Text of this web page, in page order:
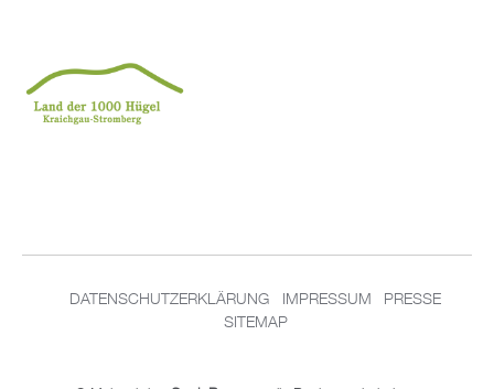
DATENSCHUTZERKLÄRUNG IMPRESSUM
PRESSE
SITEMAP